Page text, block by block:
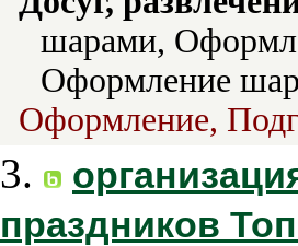
шарами,
Оформление
Оформление,
3.
праздников